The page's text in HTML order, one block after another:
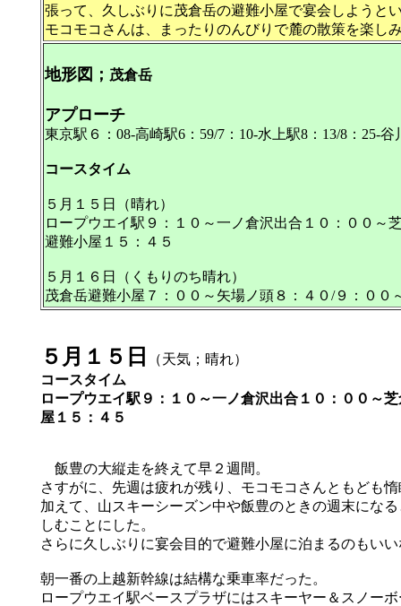
張って、久しぶりに茂倉岳の避難小屋で宴会しようと
モコモコさんは、まったりのんびりで麓の散策を楽し
地形図； 茂倉岳
アプローチ
東京駅６：08-高崎駅6：59/7：10-水上駅8：13/8：25-
コースタイム
５月１５日（晴れ）
ロープウエイ駅９：１０～一ノ倉沢出合１０：００～
避難小屋１５：４５
５月１６日（くもりのち晴れ）
茂倉岳避難小屋７：００～矢場ノ頭８：４０/９：０
５月１５日
（天気；晴れ）
コースタイム
ロープウエイ駅９：１０～一ノ倉沢出合１０：００～
屋１５：４５
飯豊の大縦走を終えて早２週間。
さすがに、先週は疲れが残り、モコモコさんともども
加えて、山スキーシーズン中や飯豊のときの週末にな
しむことにした。
さらに久しぶりに宴会目的で避難小屋に泊まるのもい
朝一番の上越新幹線は結構な乗車率だった。
ロープウエイ駅ベースプラザにはスキーヤー＆スノー